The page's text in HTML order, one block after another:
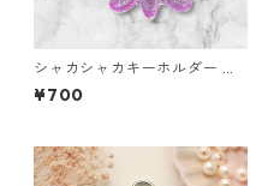
シャカシャカキーホルダー く
らげ レジン キーホルダー パー
プル ビーズ チャーム付き かわ
ズ レディース プレゼント 雑貨
ゆめかわ ギフト
¥700